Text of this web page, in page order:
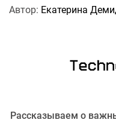
Автор: Екатерина
Рассказываем о